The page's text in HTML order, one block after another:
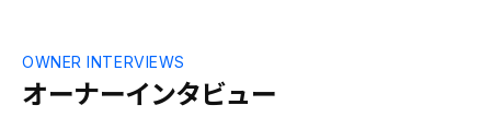
オーナーインタビュー
OWNER INTERVIEWS